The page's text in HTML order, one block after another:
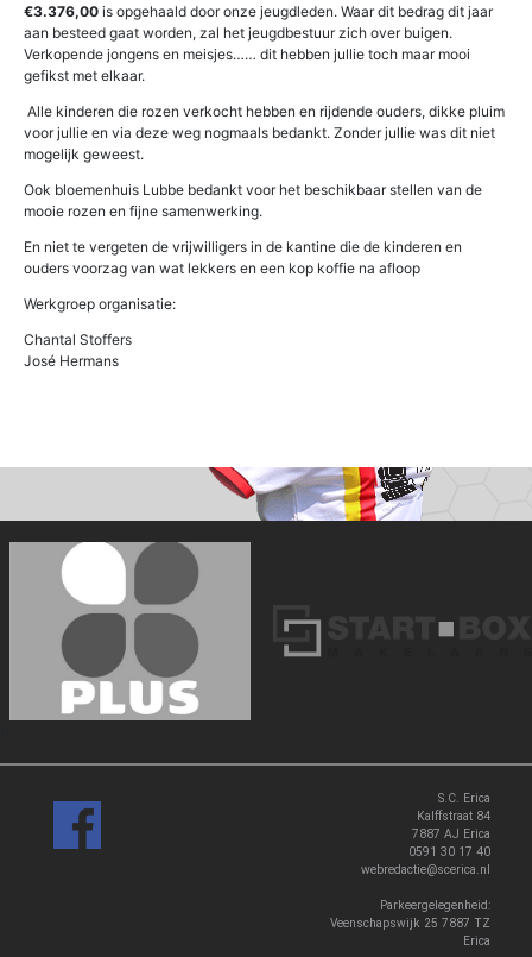
€3.376,00 is opgehaald door onze jeugdleden. Waar dit bedrag dit jaar
aan besteed gaat worden, zal het jeugdbestuur zich over buigen.
Verkopende jongens en meisjes…… dit hebben jullie toch maar mooi
gefikst met elkaar.
Alle kinderen die rozen verkocht hebben en rijdende ouders, dikke pluim
voor jullie en via deze weg nogmaals bedankt. Zonder jullie was dit niet
mogelijk geweest.
Ook bloemenhuis Lubbe bedankt voor het beschikbaar stellen van de
mooie rozen en fijne samenwerking.
En niet te vergeten de vrijwilligers in de kantine die de kinderen en
ouders voorzag van wat lekkers en een kop koffie na afloop
Werkgroep organisatie:
Chantal Stoffers
José Hermans
S.C. Erica
Kalffstraat 84
7887 AJ Erica
0591 30 17 40
webredactie@scerica.nl
Parkeergelegenheid:
Veenschapswijk 25 7887 TZ
Erica